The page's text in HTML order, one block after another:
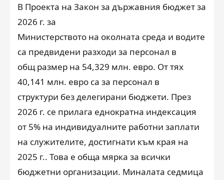
В Проекта на Закон за държавния бюджет за
2026 г. за
Министерството на околната среда и водите
са предвидени разходи за персонал в
общ размер на 54,329 млн. евро. От тях
40,141 млн. евро са за персонал в
структури без делегирани бюджети. През
2026 г. се прилага еднократна индексация
от 5% на индивидуалните работни заплати
на служителите, достигнати към края на
2025 г.. Това е обща мярка за всички
бюджетни организации. Миналата седмица